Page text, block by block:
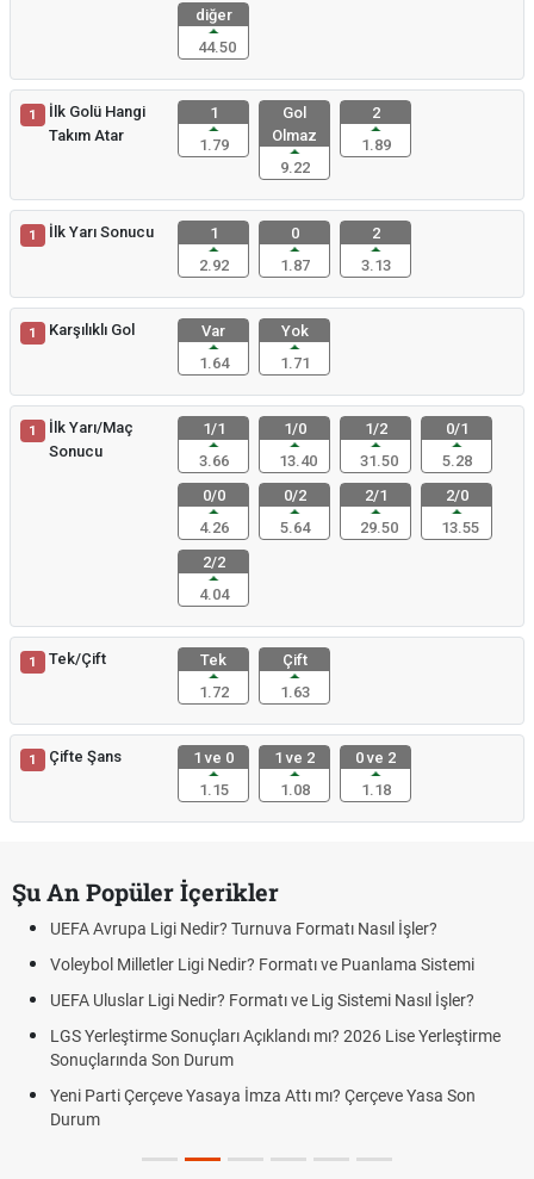
diğer
44.50
1
İlk Golü Hangi
Takım Atar
1
1.79
Gol
Olmaz
9.22
2
1.89
1 İlk Yarı Sonucu
1
2.92
0
1.87
2
3.13
1 Karşılıklı Gol
Var
1.64
Yok
1.71
1
İlk Yarı/Maç
Sonucu
1/1
3.66
1/0
13.40
1/2
31.50
0/1
5.28
0/0
4.26
0/2
5.64
2/1
29.50
2/0
13.55
2/2
4.04
1 Tek/Çift
Tek
1.72
Çift
1.63
1 Çifte Şans
1 ve 0
1.15
1 ve 2
1.08
0 ve 2
1.18
Şu An Popüler İçerikler
UEFA Avrupa Ligi Nedir? Turnuva Formatı Nasıl İşler?
Voleybol Milletler Ligi Nedir? Formatı ve Puanlama Sistemi
UEFA Uluslar Ligi Nedir? Formatı ve Lig Sistemi Nasıl İşler?
LGS Yerleştirme Sonuçları Açıklandı mı? 2026 Lise Yerleştirme
Sonuçlarında Son Durum
Yeni Parti Çerçeve Yasaya İmza Attı mı? Çerçeve Yasa Son
Durum